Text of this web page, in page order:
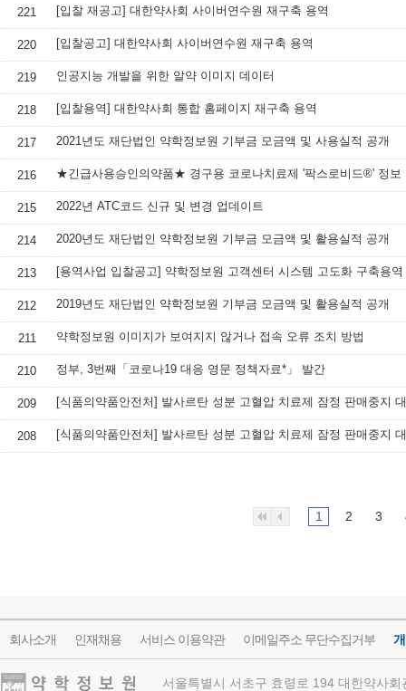
221 [입찰 재공고] 대한약사회 사이버연수원 재구축 용역
220 [입찰공고] 대한약사회 사이버연수원 재구축 용역
219 인공지능 개발을 위한 알약 이미지 데이터
218 [입찰용역] 대한약사회 통합 홈페이지 재구축 용역
217 2021년도 재단법인 약학정보원 기부금 모금액 및 사용실적 공개
216 ★긴급사용승인의약품★ 경구용 코로나치료제 '팍스로비드®' 정보
215 2022년 ATC코드 신규 및 변경 업데이트
214 2020년도 재단법인 약학정보원 기부금 모금액 및 활용실적 공개
213 [용역사업 입찰공고] 약학정보원 고객센터 시스템 고도화 구축용역
212 2019년도 재단법인 약학정보원 기부금 모금액 및 활용실적 공개
211 약학정보원 이미지가 보여지지 않거나 접속 오류 조치 방법
210 정부, 3번째「코로나19 대응 영문 정책자료*」 발간
209
208
1 2 3
회사소개 인재채용 서비스 이용약관 이메일주소 무단수집거부
약학정보원
서울특별시 서초구 효령로 194 대한약사